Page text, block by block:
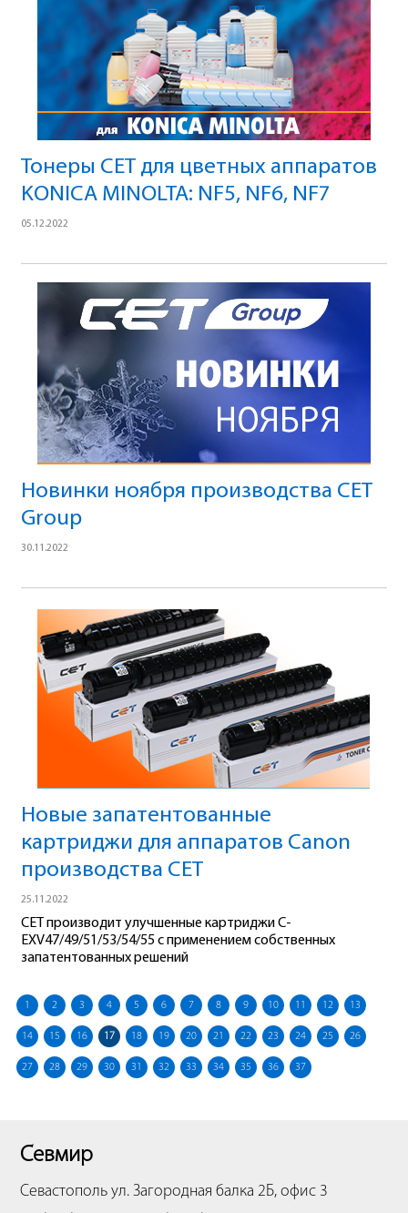
Тонеры СЕТ для цветных аппаратов
KONICA MINOLTA: NF5, NF6, NF7
05.12.2022
Новинки ноября производства CET
Group
30.11.2022
Новые запатентованные
картриджи для аппаратов Canon
производства СЕТ
25.11.2022
СЕТ производит улучшенные картриджи C-
EXV47/49/51/53/54/55 с применением собственных
запатентованных решений
1 2 3 4 5 6 7 8 9 10 11 12 13
14 15 16 17 18 19 20 21 22 23 24 25 26
27 28 29 30 31 32 33 34 35 36 37
Севмир
Севастополь ул. Загородная балка 2Б, офис 3